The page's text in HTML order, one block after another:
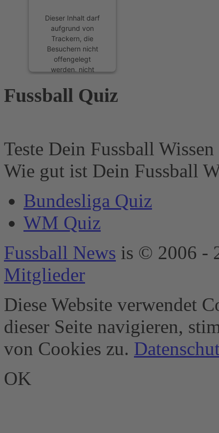
Dieser Inhalt darf
aufgrund von
Trackern, die
Besuchern nicht
offengelegt
werden, nicht
Der Besitzer der
Website muss diese
Liste der
verwendeten
hinzuzufügen.
Usercentrics
Consent
Management
Platform&
Fussball Quiz
Teste Dein Fussball
Wie gut ist Dein Fussball
Bundesliga Quiz
WM Quiz
Fussball News is © 2006 -
Mitglieder
Diese Website verwendet
dieser Seite navigieren,
von Cookies zu.
OK